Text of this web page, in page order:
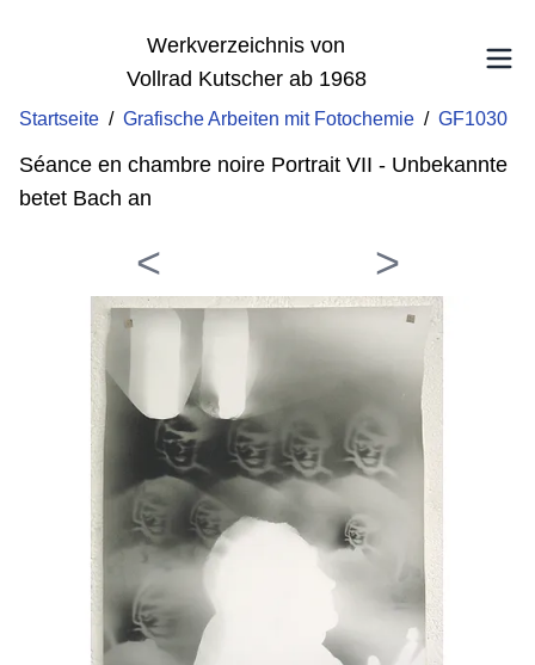
Werkverzeichnis von
Vollrad Kutscher ab 1968
Startseite / Grafische Arbeiten mit Fotochemie / GF1030
Séance en chambre noire Portrait VII - Unbekannte
betet Bach an
< >